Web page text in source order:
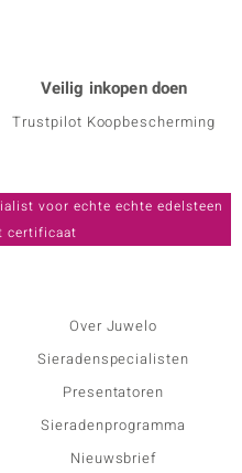
Veilig inkopen doen
Trustpilot Koopbescherming
Over Juwelo
Sieradenspecialisten
Presentatoren
Sieradenprogramma
Nieuwsbrief